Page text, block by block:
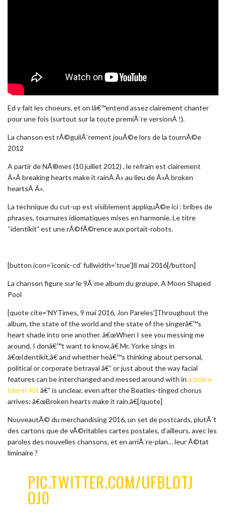
Ed y fait les choeurs, et on lâ€™entend assez clairement chanter
pour une fois (surtout sur la toute premiÃ¨re versionÂ !).
La chanson est rÃ©guliÃ¨rement jouÃ©e lors de la tournÃ©e
2012
A partir de NÃ®mes (10 juillet 2012) , le refrain est clairement
Â«Â breaking hearts make it rainÂ Â» au lieu de Â«Â broken
heartsÂ Â».
La technique du cut-up est visiblement appliquÃ©e ici : bribes de
phrases, tournures idiomatiques mises en harmonie. Le titre
“identikit” est une rÃ©fÃ©rence aux portait-robots.
[button icon=’iconic-cd’ fullwidth=’true’]8 mai 2016[/button]
La chanson figure sur le 9Ã¨me album du groupe, A Moon Shaped
Pool
[quote cite=’NYTimes, 9 mai 2016, Jon Pareles’]Throughout the
album, the state of the world and the state of the singerâ€™s
heart shade into one another. â€œWhen I see you messing me
around, I donâ€™t want to know,â€ Mr. Yorke sings in
â€œIdentikit,â€ and whether heâ€™s thinking about personal,
political or corporate betrayal â€” or just about the way facial
features can be interchanged and messed around with in a police
Identi-Kit â€” is unclear, even after the Beatles-tinged chorus
arrives: â€œBroken hearts make it rain.â€[/quote]
NouveautÃ© du merchandising 2016, un set de postcards, plutÃ´t
des cartons que de vÃ©ritables cartes postales, d’ailleurs, avec les
paroles des nouvelles chansons, et en arriÃ¨re-plan… leur Ã©tat
liminaire ?
PIC.TWITTER.COM/UFBLOTJ
OJ0